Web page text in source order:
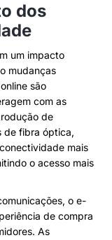
dos
um impacto
mudanças
são
com as
de
de fibra óptica,
mais
o acesso mais
o e-
de compra
As